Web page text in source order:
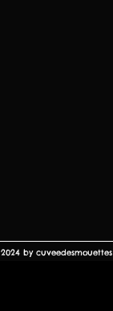
by cuveedesmouettes